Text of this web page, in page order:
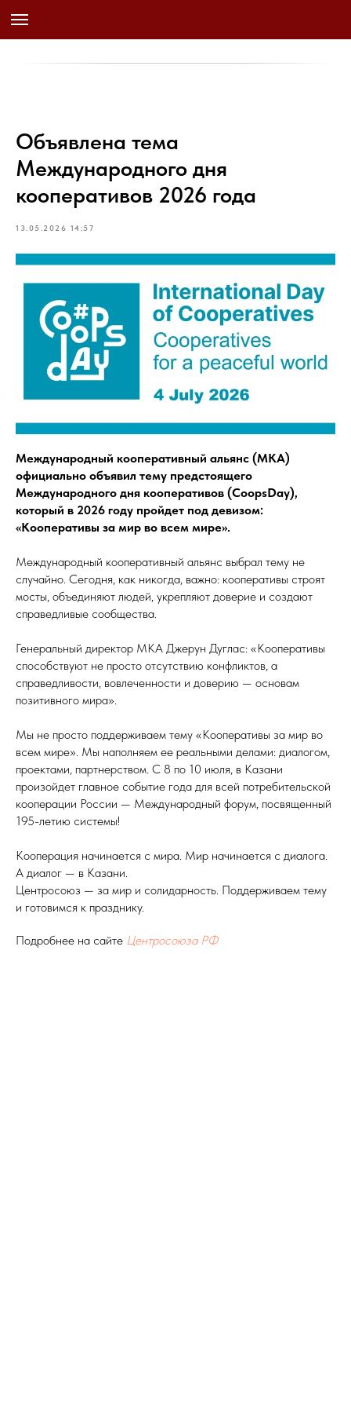
Объявлена тема
Международного дня
кооперативов 2026 года
13.05.2026 14:57
Международный кооперативный альянс (МКА)
официально объявил тему предстоящего
Международного дня кооперативов (CoopsDay),
который в 2026 году пройдет под девизом:
«Кооперативы за мир во всем мире».
Международный кооперативный альянс выбрал тему не
случайно. Сегодня, как никогда, важно: кооперативы строят
мосты, объединяют людей, укрепляют доверие и создают
справедливые сообщества.
Генеральный директор МКА Джерун Дуглас: «Кооперативы
способствуют не просто отсутствию конфликтов, а
справедливости, вовлеченности и доверию — основам
позитивного мира».
Мы не просто поддерживаем тему «Кооперативы за мир во
всем мире». Мы наполняем ее реальными делами: диалогом,
проектами, партнерством. С 8 по 10 июля, в Казани
произойдет главное событие года для всей потребительской
кооперации России — Международный форум, посвященный
195-летию системы!
Кооперация начинается с мира. Мир начинается с диалога.
А диалог — в Казани.
Центросоюз — за мир и солидарность. Поддерживаем тему
и готовимся к празднику.
Подробнее на сайте Центросоюза РФ